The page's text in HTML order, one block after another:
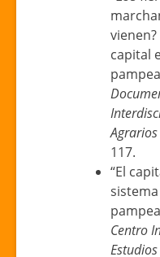
capital
Agrarios
117.
“El
Centro